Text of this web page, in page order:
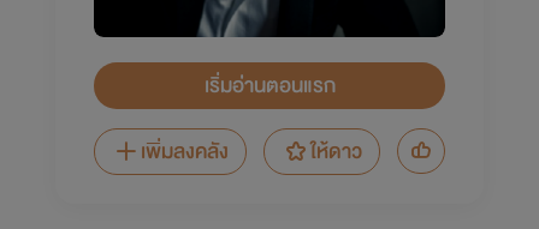
เริ่มอ่านตอนแรก
เพิ่มลงคลัง
ให้ดาว